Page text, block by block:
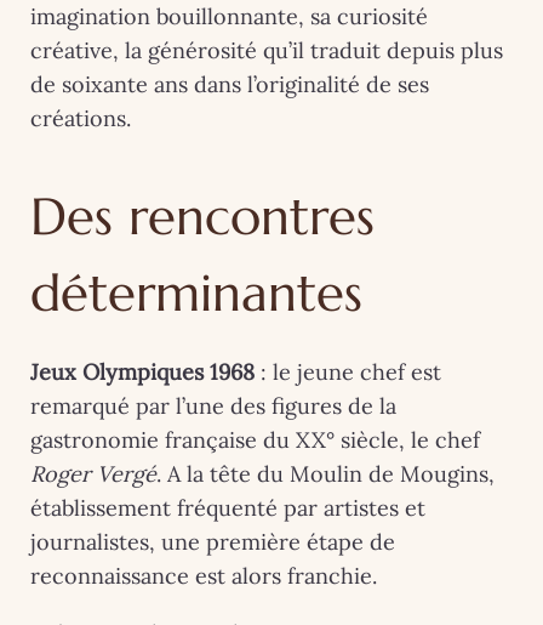
imagination bouillonnante, sa curiosité
créative, la générosité qu’il traduit depuis plus
de soixante ans dans l’originalité de ses
créations.
Des rencontres
déterminantes
Jeux Olympiques 1968 : le jeune chef est
remarqué par l’une des figures de la
gastronomie française du XX° siècle, le chef
Roger Vergé. A la tête du Moulin de Mougins,
établissement fréquenté par artistes et
journalistes, une première étape de
reconnaissance est alors franchie.